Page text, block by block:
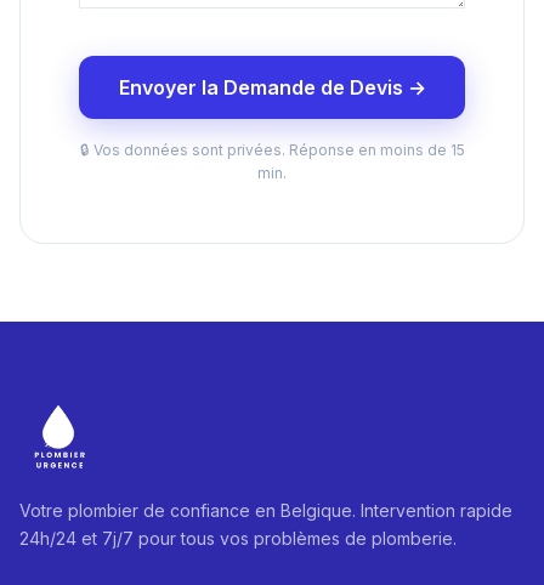
Envoyer la Demande de Devis →
🔒 Vos données sont privées. Réponse en moins de 15
min.
Votre plombier de confiance en Belgique. Intervention rapide
24h/24 et 7j/7 pour tous vos problèmes de plomberie.